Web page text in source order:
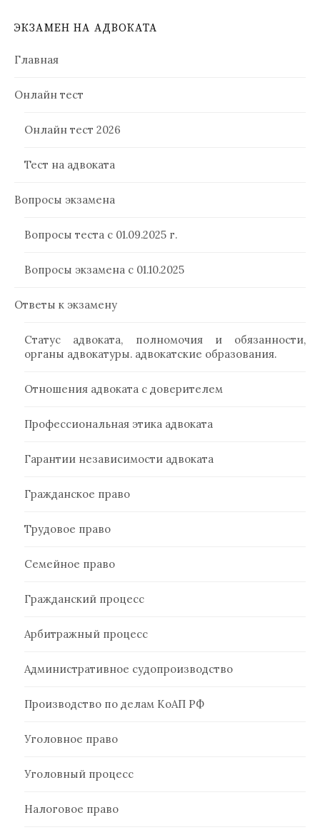
ЭКЗАМЕН НА АДВОКАТА
Главная
Онлайн тест
Онлайн тест 2026
Тест на адвоката
Вопросы экзамена
Вопросы теста с 01.09.2025 г.
Вопросы экзамена с 01.10.2025
Ответы к экзамену
Статус адвоката, полномочия и обязанности,
органы адвокатуры. адвокатские образования.
Отношения адвоката с доверителем
Профессиональная этика адвоката
Гарантии независимости адвоката
Гражданское право
Трудовое право
Семейное право
Гражданский процесс
Арбитражный процесс
Административное судопроизводство
Производство по делам КоАП РФ
Уголовное право
Уголовный процесс
Налоговое право